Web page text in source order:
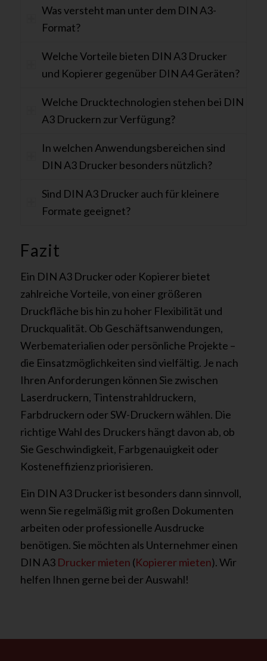
Was versteht man unter dem DIN A3-
Format?
Welche Vorteile bieten DIN A3 Drucker
und Kopierer gegenüber DIN A4 Geräten?
Welche Drucktechnologien stehen bei DIN
A3 Druckern zur Verfügung?
In welchen Anwendungsbereichen sind
DIN A3 Drucker besonders nützlich?
Sind DIN A3 Drucker auch für kleinere
Formate geeignet?
Fazit
Ein DIN A3 Drucker oder Kopierer bietet
zahlreiche Vorteile, von einer größeren
Druckfläche bis hin zu hoher Flexibilität und
Druckqualität. Ob Geschäftsanwendungen,
Werbematerialien oder persönliche Projekte –
die Einsatzmöglichkeiten sind vielfältig. Je nach
Ihren Anforderungen können Sie zwischen
Laserdruckern, Tintenstrahldruckern,
Farbdruckern oder SW-Druckern wählen. Die
richtige Wahl des Druckers hängt davon ab, ob
Sie Geschwindigkeit, Farbgenauigkeit oder
Kosteneffizienz priorisieren.
Ein DIN A3 Drucker ist besonders dann sinnvoll,
wenn Sie regelmäßig mit großen Dokumenten
arbeiten oder professionelle Ausdrucke
benötigen. Sie möchten als Unternehmer einen
DIN A3 Drucker mieten (Kopierer mieten). Wir
helfen Ihnen gerne bei der Auswahl!